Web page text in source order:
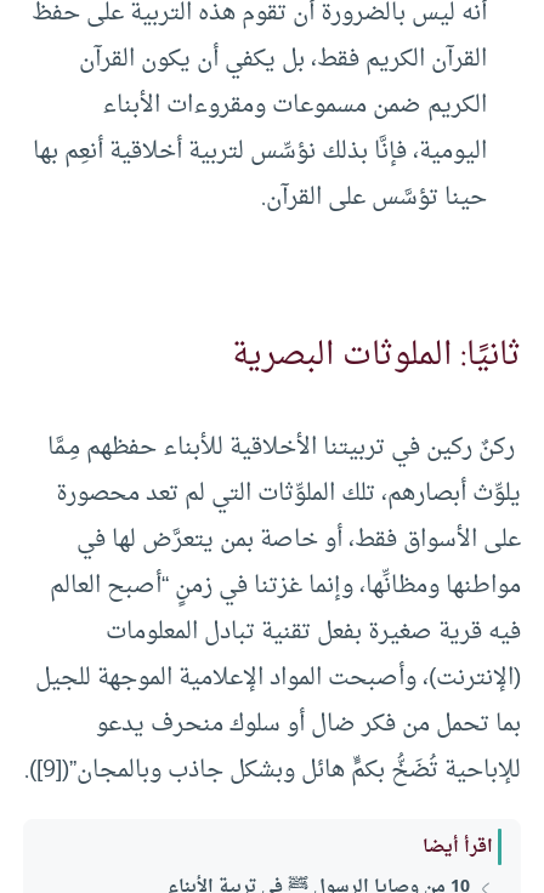
أنه ليس بالضرورة أن تقوم هذه التربية على حفظ
القرآن الكريم فقط، بل يكفي أن يكون القرآن
الكريم ضمن مسموعات ومقروءات الأبناء
اليومية، فإنَّا بذلك نؤسِّس لتربية أخلاقية أنعِم بها
حينا تؤسَّس على القرآن.
ثانيًا: الملوثات البصرية
ركنٌ ركين في تربيتنا الأخلاقية للأبناء حفظهم مِـمَّا
يلوِّث أبصارهم، تلك الملوِّثات التي لم تعد محصورة
على الأسواق فقط، أو خاصة بمن يتعرَّض لها في
مواطنها ومظانِّها، وإنما غزتنا في زمنٍ “أصبح العالم
فيه قرية صغيرة بفعل تقنية تبادل المعلومات
(الإنترنت)، وأصبحت المواد الإعلامية الموجهة للجيل
بما تحمل من فكر ضال أو سلوك منحرف يدعو
للإباحية تُضَخُّ بكمٍّ هائل وبشكل جاذب وبالمجان”([9]).
اقرأ أيضا